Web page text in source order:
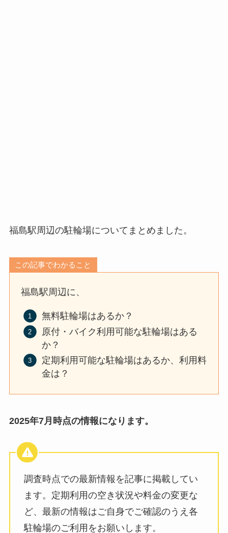
福島駅周辺の駐輪場についてまとめました。
この記事でわかること
福島駅周辺に、
無料駐輪場はあるか？
原付・バイク利用可能な駐輪場はある
か？
定期利用可能な駐輪場はあるか、利用料
金は？
2025年7月時点の情報になります。
調査時点での最新情報を記事に掲載してい
ます。定期利用の空き状況や料金の変更な
ど、最新の情報はご自身でご確認のうえ各
駐輪場のご利用をお願いします。